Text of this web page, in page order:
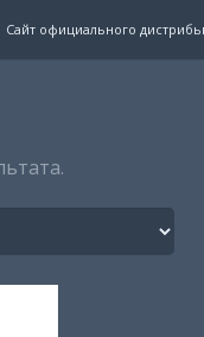
Сайт официального